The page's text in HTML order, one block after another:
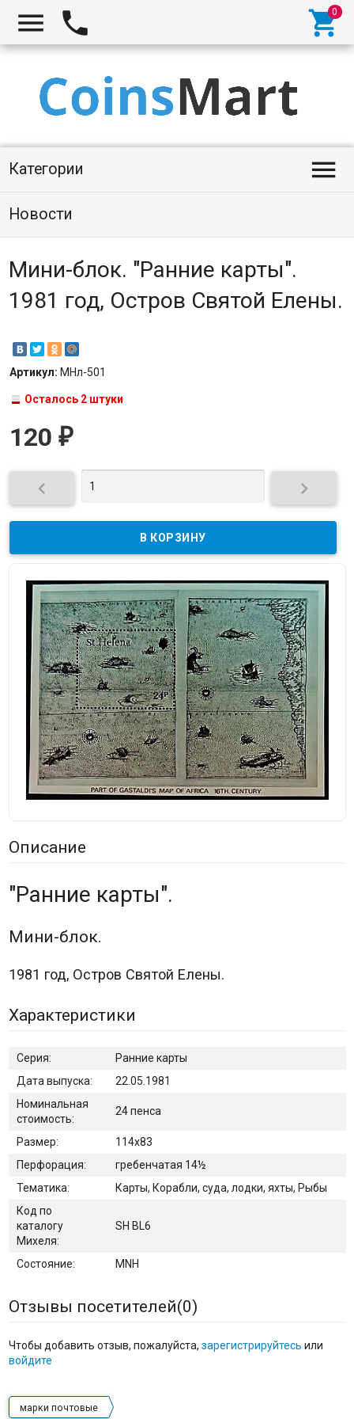
  
Категории 
Новости
Мини-блок. "Ранние карты".
1981 год, Остров Святой Елены.
Артикул: МНл-501
Осталось 2 штуки
120 ₽
 
Описание
"Ранние карты".
Мини-блок.
1981 год, Остров Святой Елены.
Характеристики
Серия:
Ранние карты
Дата выпуска:
22.05.1981
Номинальная
стоимость:
24 пенса
Размер:
114х83
Перфорация:
гребенчатая 14½
Тематика:
Карты, Корабли, суда, лодки, яхты, Рыбы
Код по
каталогу
Михеля:
SH BL6
Состояние: MNH
Отзывы посетителей(0)
Чтобы добавить отзыв, пожалуйста, зарегистрируйтесь или
войдите
марки почтовые